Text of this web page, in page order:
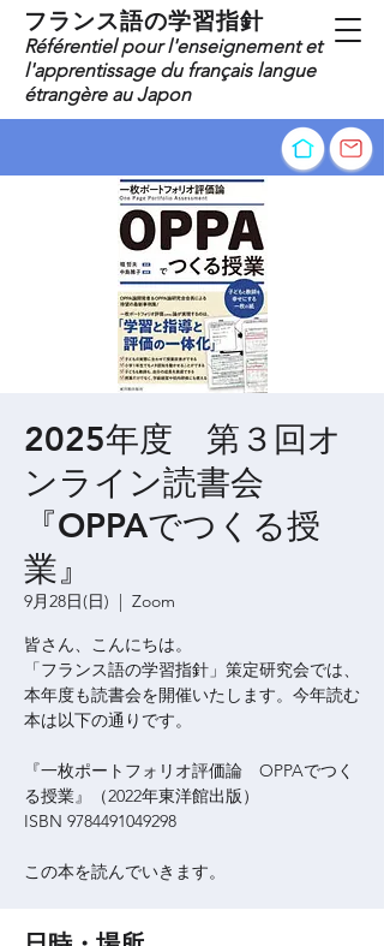
​フランス語の学習指針
​Référentiel pour l'enseignement et
l'apprentissage du français langue
étrangère au Japon
2025年度 第３回オ
ンライン読書会
『OPPAでつくる授
業』
9月28日(日)
  |
Zoom
皆さん、こんにちは。
「フランス語の学習指針」策定研究会では、
本年度も読書会を開催いたします。今年読む
本は以下の通りです。
『一枚ポートフォリオ評価論 OPPAでつく
る授業』（2022年東洋館出版）
ISBN 9784491049298
この本を読んでいきます。